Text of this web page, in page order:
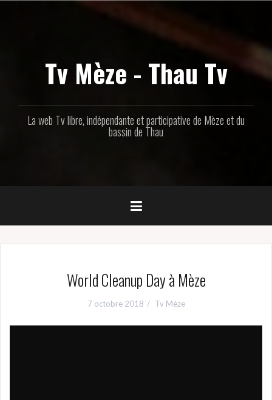
Tv Mèze - Thau Tv
La web Tv libre, indépendante et participative de Mèze et du
bassin de Thau
World Cleanup Day à Mèze
7 octobre 2018 Tv Mèze